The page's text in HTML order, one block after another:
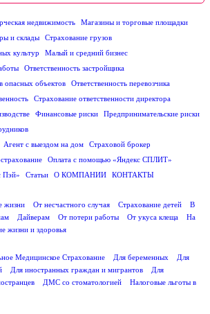
недвижимость
Магазины и торговые площадки
и склады
Страхование грузов
культур
Малый и средний бизнес
Ответственность застройщика
опасных объектов
Ответственность перевозчика
Страхование ответственности директора
Финансовые риски
Предпринимательские риски
Агент с выездом на дом
Страховой брокер
Оплата с помощью «Яндекс СПЛИТ»
Пэй»
Статьи О КОМПАНИИ
КОНТАКТЫ
жизни
От несчастного случая Страхование детей
В
Дайверам От потери работы От укуса клеща
На
жизни и здоровья
Медицинское Страхование Для беременных
Для
Для иностранных граждан и мигрантов
Для
ДМС со стоматологией
Налоговые льготы в